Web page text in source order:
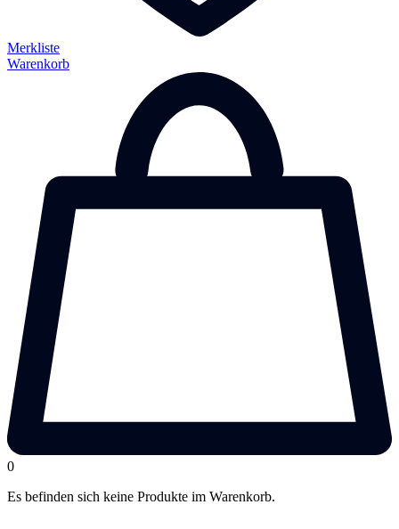
Merkliste
Warenkorb
0
Es befinden sich keine Produkte im Warenkorb.